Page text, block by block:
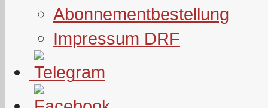
Abonnementbestellung
Impressum DRF